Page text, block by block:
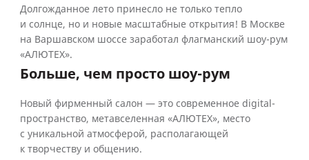
Долгожданное лето принесло не только тепло
и солнце, но и новые масштабные открытия! В Москве
на Варшавском шоссе заработал флагманский шоу-рум
«АЛЮТЕХ».
Больше, чем просто шоу-рум
Новый фирменный салон — это современное digital-
пространство, метавселенная «АЛЮТЕХ», место
с уникальной атмосферой, располагающей
к творчеству и общению.